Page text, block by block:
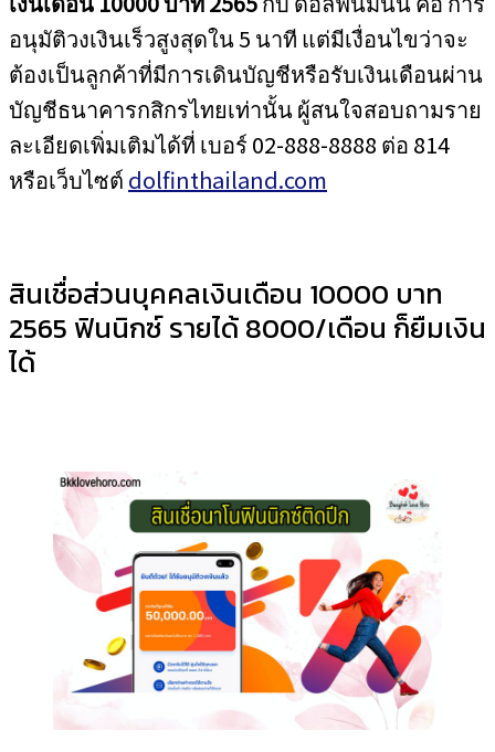
อนุมัติวงเงินเร็วสูงสุดใน 5 นาที แต่มีเงื่อนไขว่าจะ
ต้องเป็นลูกค้าที่มีการเดินบัญชีหรือรับเงินเดือนผ่าน
บัญชีธนาคารกสิกรไทยเท่านั้น ผู้สนใจสอบถามราย
ละเอียดเพิ่มเติมได้ที่ เบอร์ 02-888-8888 ต่อ 814
หรือเว็บไซต์ dolfinthailand.com
สินเชื่อส่วนบุคคลเงินเดือน 10000 บาท
2565 ฟินนิกซ์ รายได้ 8000/เดือน ก็ยืมเงิน
ได้